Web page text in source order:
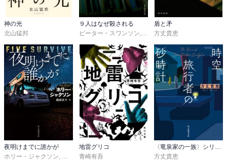
するために犯行に及んでいるとするのである。この行為は社会秩序
の外側にある「聖なる領域」に足を踏み入れる試みであり、その中
に犯人のアイデンティティが隠されていると推理している。
対置する。このルノワールと矢吹駆の論議が、なんとも異質の世界
を作り出す。
太陽の過剰なエネルギーが、破壊を生み出す。なぜか、カミュの
『異邦人』の太陽がママンを殺したという言葉に通底する。
また、ここで出てくる双子がプルーストの『失われた時を求め
て』の女性アルべルチーヌとジルベルト。それは男の子の呼び名に
なるとアルベールとジルベールとなり、それが重要な役割を果たす
双子となる。
神の光
北山猛邦
９人はなぜ殺される
ピーター・スワンソン
務台夏子
盾と矛
方丈貴恵
夜明けまでに誰かが
ホリー・ジャクソン, 服部京子
地雷グリコ
青崎有吾
〈竜泉家の一族〉シリーズ
方丈貴恵